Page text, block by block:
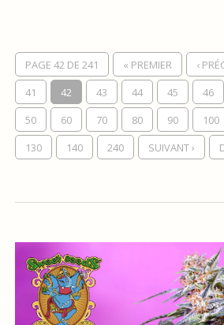
PAGE 42 DE 241 « PREMIER ‹
41
42 43 44 45 46
50
60 70 80 90 100
130
140 240 SUIVANT ›